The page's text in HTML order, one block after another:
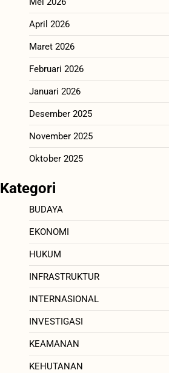
April 2026
Maret 2026
Februari 2026
Januari 2026
Desember 2025
November 2025
Oktober 2025
Kategori
BUDAYA
EKONOMI
HUKUM
INFRASTRUKTUR
INTERNASIONAL
INVESTIGASI
KEAMANAN
KEHUTANAN